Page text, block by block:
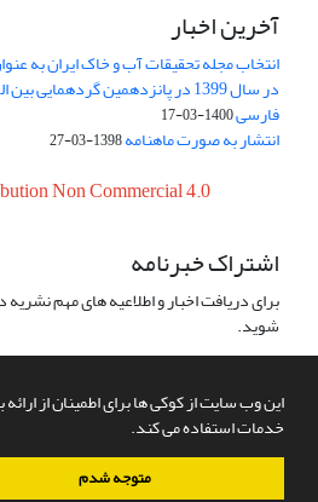
این وب سایت از کوکی ها برای اطمینان از ارائه
خدمات استفاده می کند.
متوجه شدم
آخرین اخبار
انتخاب مجله تحقیقات آب و خاک ایران به
در سال 1399 در پانزدهمین
فارسی1400-03-17
انتشار به صورت ماهنامه1398-03-27
Non Commercial 4.0
اشتراک خبرنامه
برای دریافت اخبار و اطلاعیه های مهم
شوید.